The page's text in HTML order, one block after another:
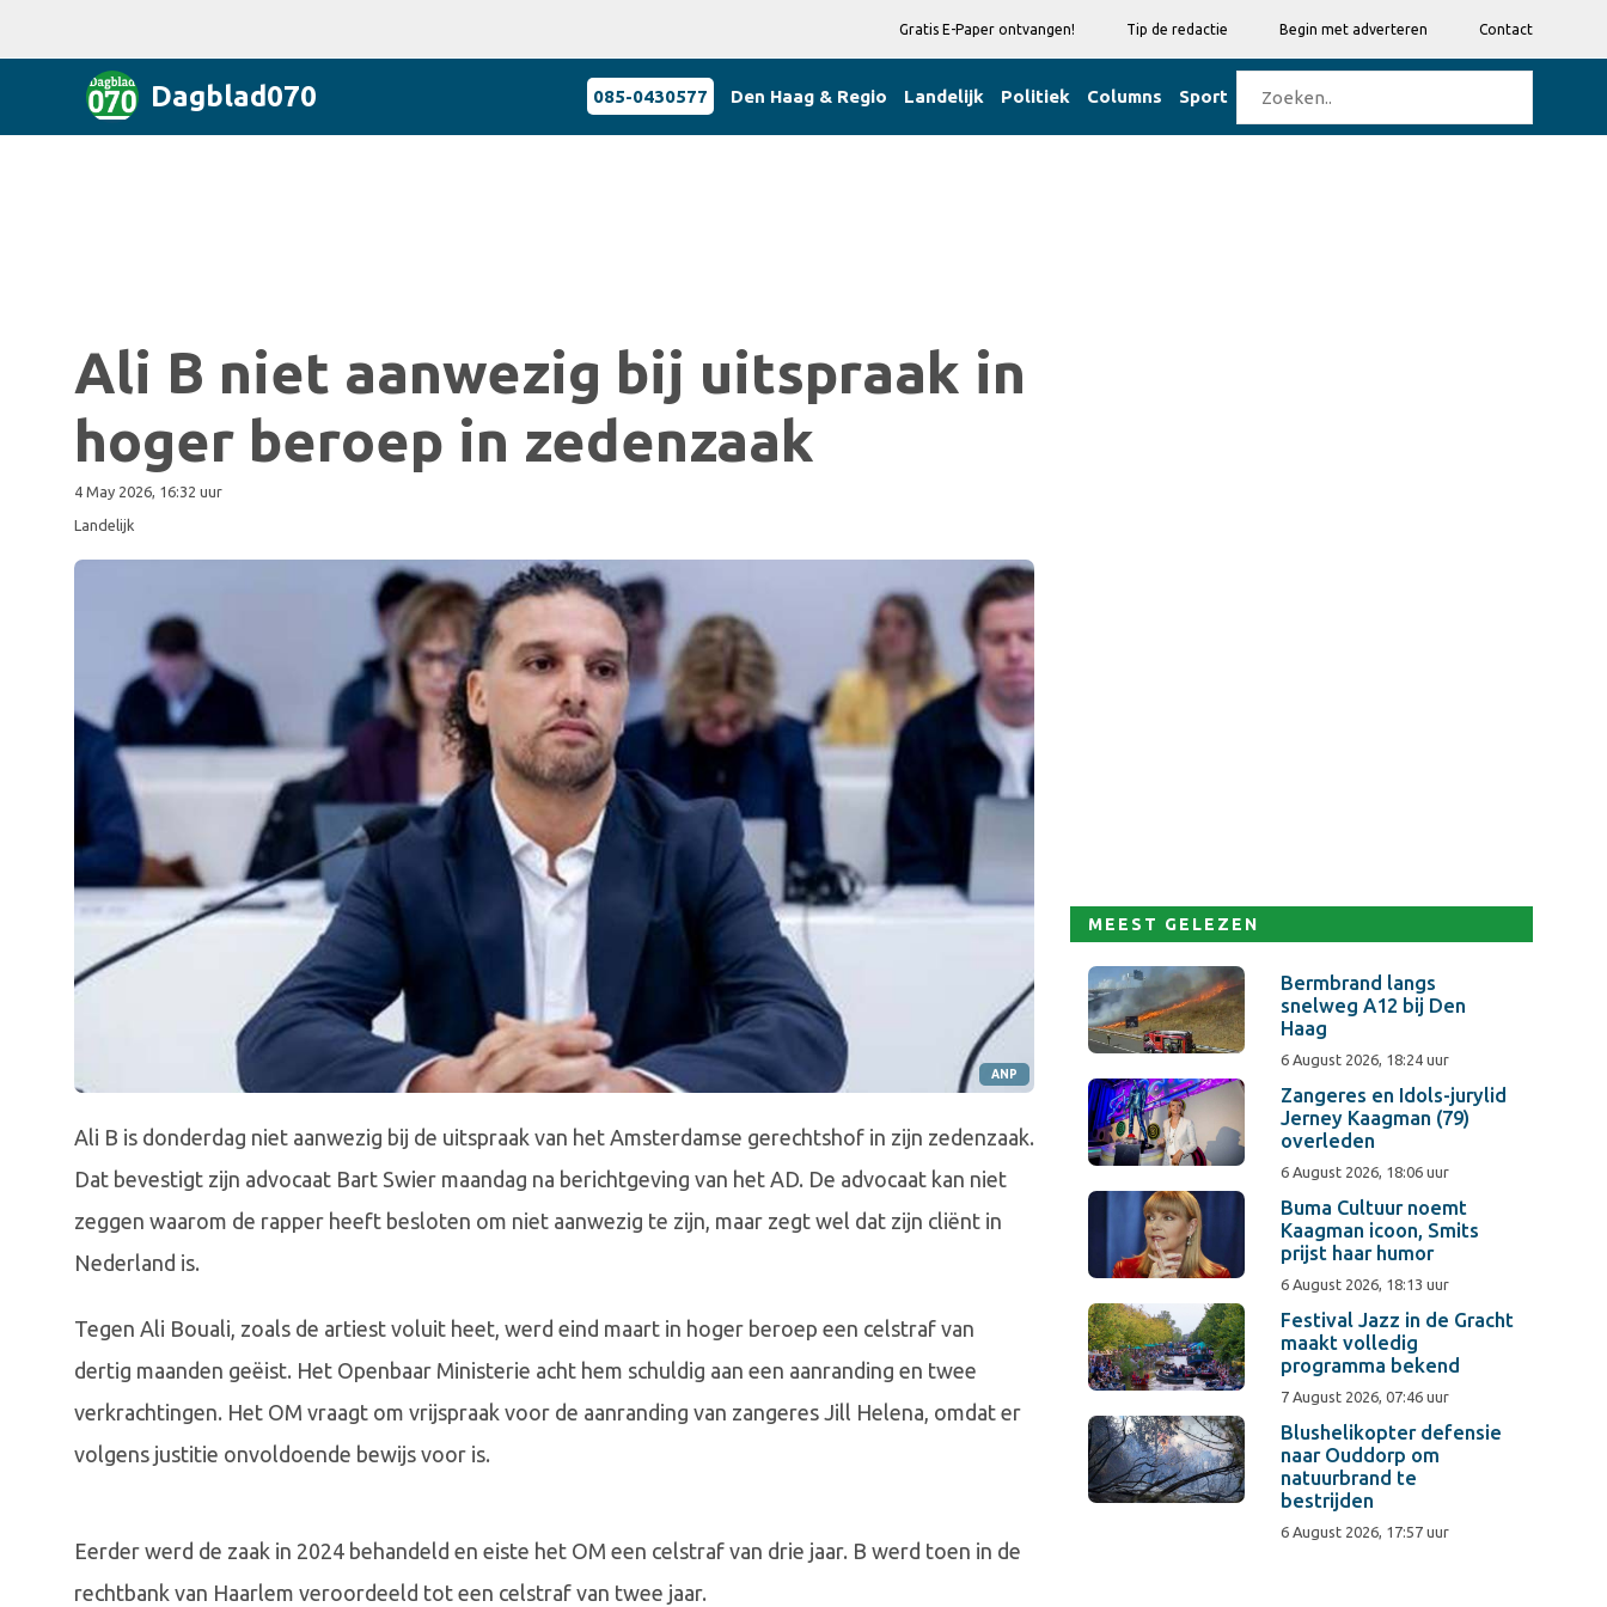
Gratis E-Paper ontvangen! Tip de redactie Begin met adverteren Contact
Dagblad070 085-0430577 Den Haag & Regio Landelijk Politiek Columns Sport
Ali B niet aanwezig bij uitspraak in
hoger beroep in zedenzaak
4 May 2026, 16:32 uur
Landelijk
ANP
Ali B is donderdag niet aanwezig bij de uitspraak van het Amsterdamse gerechtshof in zijn zedenzaak.
Dat bevestigt zijn advocaat Bart Swier maandag na berichtgeving van het AD. De advocaat kan niet
zeggen waarom de rapper heeft besloten om niet aanwezig te zijn, maar zegt wel dat zijn cliënt in
Nederland is.
Tegen Ali Bouali, zoals de artiest voluit heet, werd eind maart in hoger beroep een celstraf van
dertig maanden geëist. Het Openbaar Ministerie acht hem schuldig aan een aanranding en twee
verkrachtingen. Het OM vraagt om vrijspraak voor de aanranding van zangeres Jill Helena, omdat er
volgens justitie onvoldoende bewijs voor is.
Eerder werd de zaak in 2024 behandeld en eiste het OM een celstraf van drie jaar. B werd toen in de
rechtbank van Haarlem veroordeeld tot een celstraf van twee jaar.
MEEST GELEZEN
Bermbrand langs
snelweg A12 bij Den
Haag
6 August 2026, 18:24 uur
Zangeres en Idols-jurylid
Jerney Kaagman (79)
overleden
6 August 2026, 18:06 uur
Buma Cultuur noemt
Kaagman icoon, Smits
prijst haar humor
6 August 2026, 18:13 uur
Festival Jazz in de Gracht
maakt volledig
programma bekend
7 August 2026, 07:46 uur
Blushelikopter defensie
naar Ouddorp om
natuurbrand te
bestrijden
6 August 2026, 17:57 uur